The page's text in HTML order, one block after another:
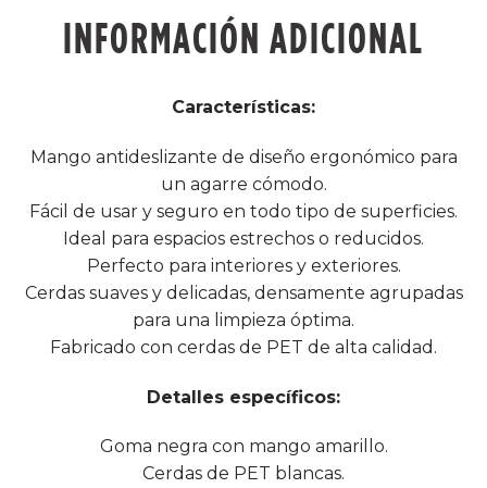
INFORMACIÓN ADICIONAL
Características:
Mango antideslizante de diseño ergonómico para
un agarre cómodo.
Fácil de usar y seguro en todo tipo de superficies.
Ideal para espacios estrechos o reducidos.
Perfecto para interiores y exteriores.
Cerdas suaves y delicadas, densamente agrupadas
para una limpieza óptima.
Fabricado con cerdas de PET de alta calidad.
Detalles específicos:
Goma negra con mango amarillo.
Cerdas de PET blancas.